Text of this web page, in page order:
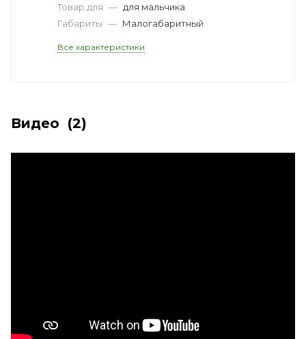
Товар для — для мальчика
Габариты — Малогабаритный
Все характеристики
Видео (2)